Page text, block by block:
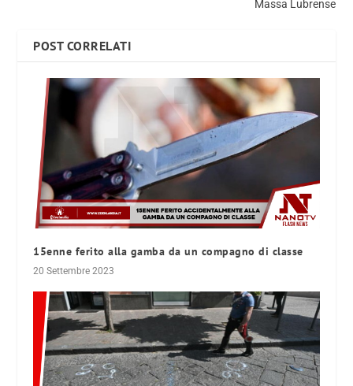
Massa Lubrense
POST CORRELATI
15enne ferito alla gamba da un compagno di classe
20 Settembre 2023